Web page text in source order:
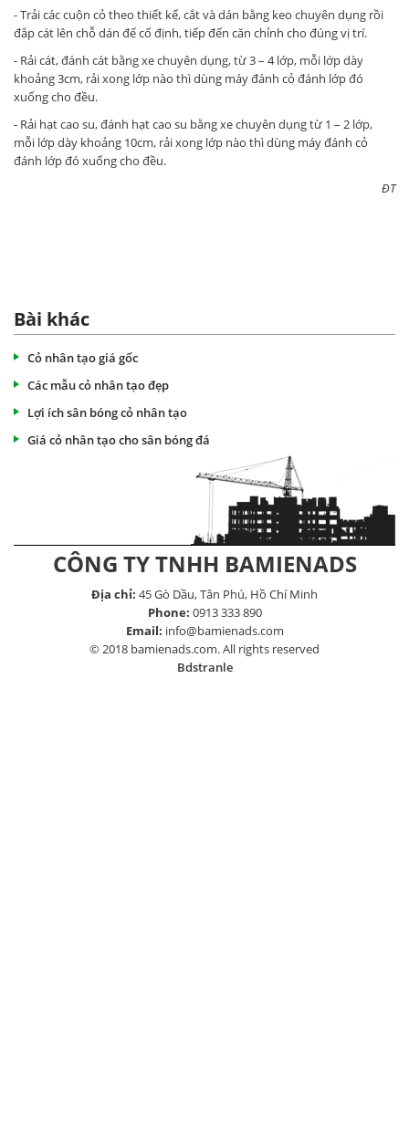
- Trải các cuộn cỏ theo thiết kế, cắt và dán bằng keo chuyên dụng rồi
đắp cát lên chỗ dán để cố định, tiếp đến căn chỉnh cho đúng vị trí.
- Rải cát, đánh cát bằng xe chuyên dụng, từ 3 – 4 lớp, mỗi lớp dày
khoảng 3cm, rải xong lớp nào thì dùng máy đánh cỏ đánh lớp đó
xuống cho đều.
- Rải hạt cao su, đánh hạt cao su bằng xe chuyên dụng từ 1 – 2 lớp,
mỗi lớp dày khoảng 10cm, rải xong lớp nào thì dùng máy đánh cỏ
đánh lớp đó xuống cho đều.
ĐT
Bài khác
Cỏ nhân tạo giá gốc
Các mẫu cỏ nhân tạo đẹp
Lợi ích sân bóng cỏ nhân tạo
Giá cỏ nhân tạo cho sân bóng đá
CÔNG TY TNHH BAMIENADS
Địa chỉ: 45 Gò Dầu, Tân Phú, Hồ Chí Minh
Phone: 0913 333 890
Email: info@bamienads.com
© 2018 bamienads.com. All rights reserved
Bdstranle